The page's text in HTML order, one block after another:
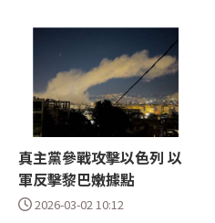
真主黨參戰攻擊以色列 以
軍反擊黎巴嫩據點
2026-03-02 10:12